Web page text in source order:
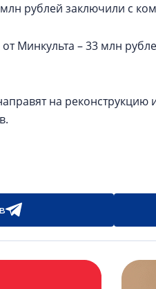
рублей заключили с
Минкульта – 33 млн
на